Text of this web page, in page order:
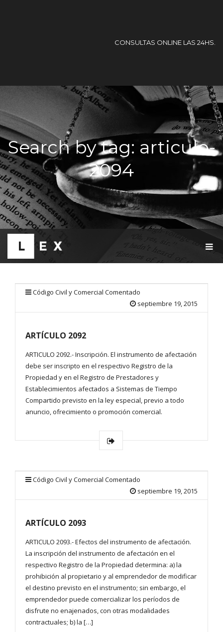
CONSULTAS ONLINE LAS 24HS.
Search by tag: articulo-
2094
G
Código Civil y Comercial Comentado
septiembre 19, 2015
ARTÍCULO 2092
ARTICULO 2092.- Inscripción. El instrumento de afectación
debe ser inscripto en el respectivo Registro de la
Propiedad y en el Registro de Prestadores y
Establecimientos afectados a Sistemas de Tiempo
Compartido previsto en la ley especial, previo a todo
anuncio, ofrecimiento o promoción comercial.
Código Civil y Comercial Comentado
septiembre 19, 2015
ARTÍCULO 2093
ARTICULO 2093.- Efectos del instrumento de afectación.
La inscripción del instrumento de afectación en el
respectivo Registro de la Propiedad determina: a) la
prohibición al propietario y al emprendedor de modificar
el destino previsto en el instrumento; sin embargo, el
emprendedor puede comercializar los períodos de
disfrute no enajenados, con otras modalidades
contractuales; b) la […]